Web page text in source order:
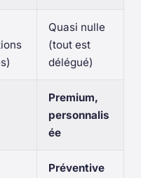
Quasi nulle
(tout est
délégué)
Premium,
personnalis
ée
Préventive